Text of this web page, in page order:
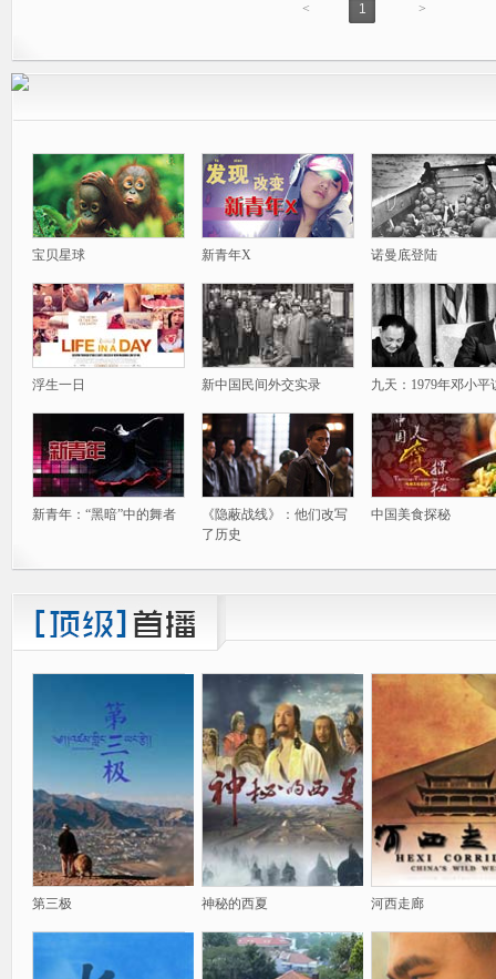
< 1 >
宝贝星球 新青年X 诺曼底登陆
浮生一日 新中国民间外交实录 九天：1979年邓小平
新青年：“黑暗”中的舞者
《隐蔽战线》：他们改写
了历史
中国美食探秘
第三极 神秘的西夏 河西走廊